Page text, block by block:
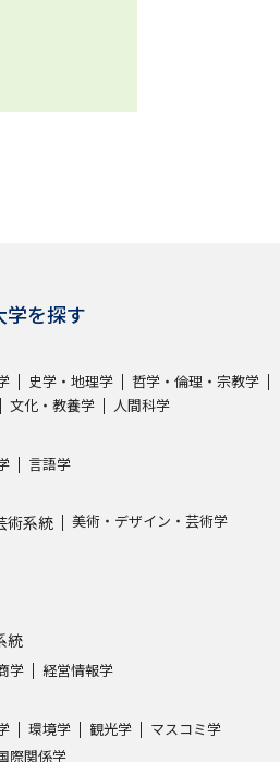
学を探す
史学・地理学
哲学・倫理・宗教学
文化・教養学 人間科学
言語学
術系統 美術・デザイン・芸術学
統
学 経営情報学
環境学 観光学 マスコミ学
際関係学